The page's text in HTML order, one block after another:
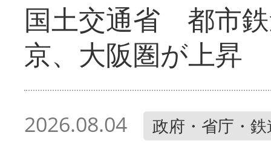
国土交通省 都市
京、大阪圏が上昇
2026.08.04 政府・省庁・